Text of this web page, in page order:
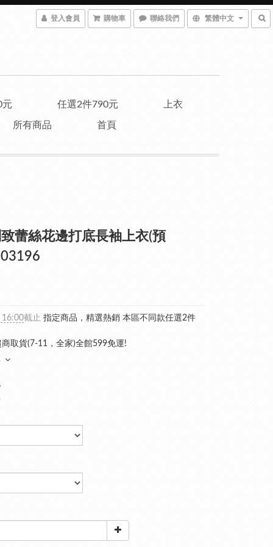
登入會員 購物車 聯絡我們 繁體中文
元 任選2件790元 上衣
所有商品 首頁
蕾絲花邊打底長袖上衣(預
截止 指定商品，精選熱銷 本區不同款任選2件
取貨(7-11，全家)全館599免運!